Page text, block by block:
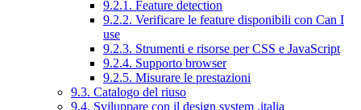
9.2.1. Feature detection
9.2.2. Verificare le feature disponibili con Can I
use
9.2.3. Strumenti e risorse per CSS e JavaScript
9.2.4. Supporto browser
9.2.5. Misurare le prestazioni
9.3. Catalogo del riuso
9.4. Sviluppare con il design system .italia